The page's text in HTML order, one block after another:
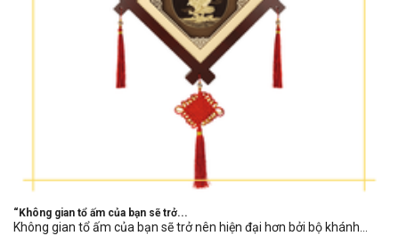
“Không gian tổ ấm của bạn sẽ trở...
Không gian tổ ấm của bạn sẽ trở nên hiện đại hơn bởi bộ khánh...